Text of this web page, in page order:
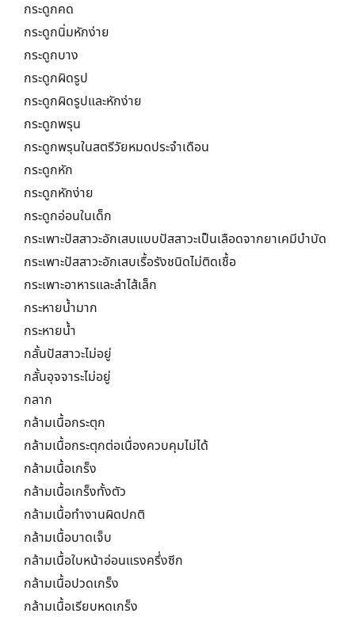
กระดูกคด
กระดูกนิ่มหักง่าย
กระดูกบาง
กระดูกผิดรูป
กระดูกผิดรูปและหักง่าย
กระดูกพรุน
กระดูกพรุนในสตรีวัยหมดประจำเดือน
กระดูกหัก
กระดูกหักง่าย
กระดูกอ่อนในเด็ก
กระเพาะปัสสาวะอักเสบแบบปัสสาวะเป็นเลือดจากยาเคมีบำบัด
กระเพาะปัสสาวะอักเสบเรื้อรังชนิดไม่ติดเชื้อ
กระเพาะอาหารและลำไส้เล็ก
กระหายน้ำมาก
กระหายน้ำ
กลั้นปัสสาวะไม่อยู่
กลั้นอุจจาระไม่อยู่
กลาก
กล้ามเนื้อกระตุก
กล้ามเนื้อกระตุกต่อเนื่องควบคุมไม่ได้
กล้ามเนื้อเกร็ง
กล้ามเนื้อเกร็งทั้งตัว
กล้ามเนื้อทำงานผิดปกติ
กล้ามเนื้อบาดเจ็บ
กล้ามเนื้อใบหน้าอ่อนแรงครึ่งซีก
กล้ามเนื้อปวดเกร็ง
กล้ามเนื้อเรียบหดเกร็ง